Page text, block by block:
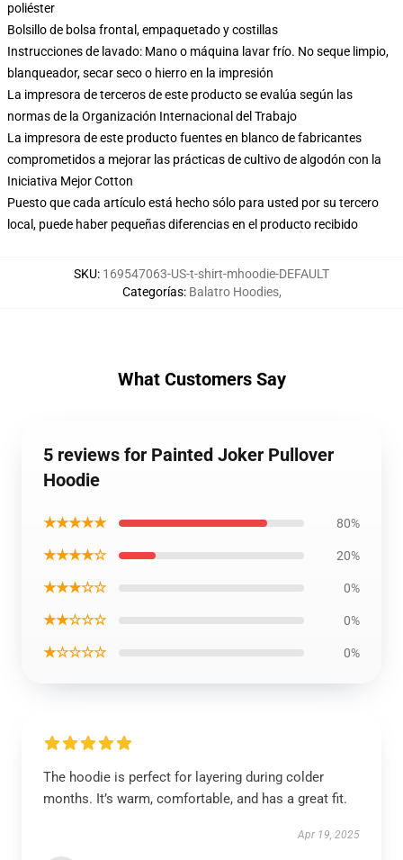
poliéster
Bolsillo de bolsa frontal, empaquetado y costillas
Instrucciones de lavado: Mano o máquina lavar frío. No seque limpio,
blanqueador, secar seco o hierro en la impresión
La impresora de terceros de este producto se evalúa según las
normas de la Organización Internacional del Trabajo
La impresora de este producto fuentes en blanco de fabricantes
comprometidos a mejorar las prácticas de cultivo de algodón con la
Iniciativa Mejor Cotton
Puesto que cada artículo está hecho sólo para usted por su tercero
local, puede haber pequeñas diferencias en el producto recibido
SKU: 169547063-US-t-shirt-mhoodie-DEFAULT
Categorías: Balatro Hoodies,
What Customers Say
5 reviews for Painted Joker Pullover
Hoodie
★★★★★ 80%
★★★★☆ 20%
★★★☆☆ 0%
★★☆☆☆ 0%
★☆☆☆☆ 0%
The hoodie is perfect for layering during colder
months. It’s warm, comfortable, and has a great fit.
Apr 19, 2025